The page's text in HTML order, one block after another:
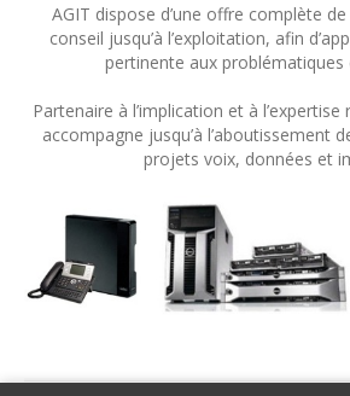
AGIT dispose d’une offre complète
conseil jusqu’à l’exploitation, afin
pertinente aux problématiques
Partenaire à l’implication et à
accompagne jusqu’à l’aboutissement
projets voix, données et